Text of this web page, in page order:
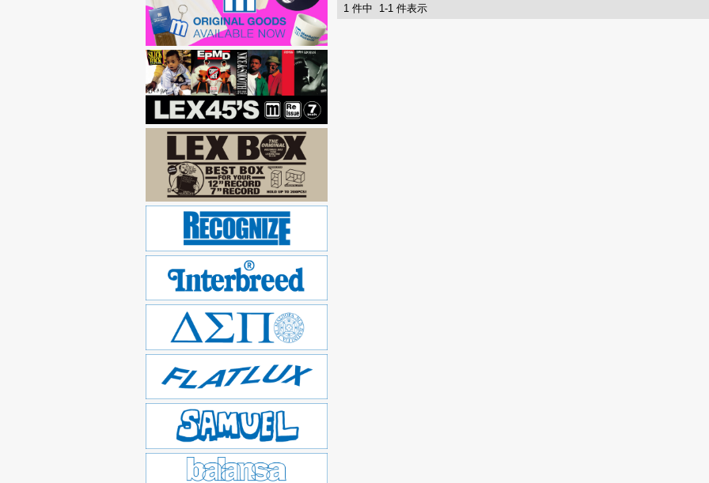
1 件中 1-1 件表示